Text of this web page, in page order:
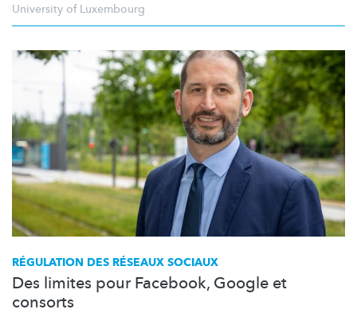
University of Luxembourg
RÉGULATION DES RÉSEAUX SOCIAUX
Des limites pour Facebook, Google et
consorts